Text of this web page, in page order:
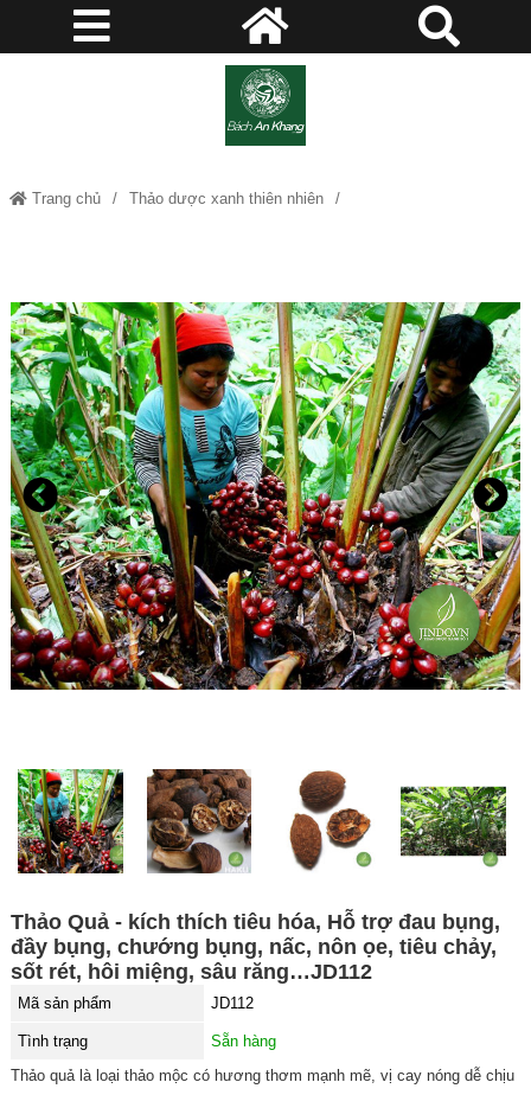
Trang chủ Thảo dược xanh thiên nhiên
Thảo Quả - kích thích tiêu hóa, Hỗ trợ đau bụng,
đầy bụng, chướng bụng, nấc, nôn ọe, tiêu chảy,
sốt rét, hôi miệng, sâu răng…JD112
Mã sản phẩm JD112
Tình trạng
Sẵn hàng
Thảo quả là loại thảo mộc có hương thơm mạnh mẽ, vị cay nóng dễ chịu